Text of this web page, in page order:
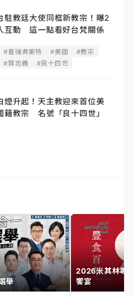
駐教廷大使同框新教宗！曝2
互動 這一點看好台梵關係
#普瑞弗斯特 #美國
#教宗
#賀忠義 #良十四世
煙升起！天主教迎來首位美
籍教宗 名號「良十四世」
舉
2026米其林專
饗宴